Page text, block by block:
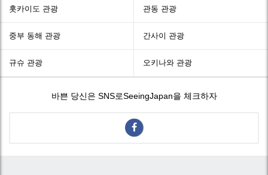
홋카이도 관광 관동 관광
중부 동해 관광 간사이 관광
규슈 관광 오키나와 관광
바쁜 당신은 SNS로SeeingJapan을 체크하자